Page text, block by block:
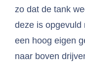
zo dat de tank
deze is opgevuld
een hoog eigen
naar boven